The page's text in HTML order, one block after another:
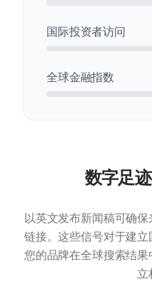
国际投资者访问
全球金融指数
数字足
以英文发布新闻稿可确
链接。这些信号对于建
您的品牌在全球搜索结
立